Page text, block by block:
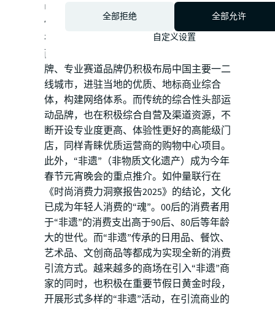
中，时尚零售、轻奢珠宝及餐饮服务等品类
仍面临需求收缩压力。
在时尚业态中，运动类品牌相对于其他业态
而言，更加稳健。中产青睐的垂类运动品
牌、专业赛道品牌仍积极布局中国主要一二
线城市，进驻当地的优质、地标商业综合
体，构建网络体系。而传统的综合性头部运
动品牌，也在积极综合自营及渠道资源，不
断开设专业度更高、体验性更好的高能级门
店，同样青睐优质运营商的购物中心项目。
此外，“非遗”（非物质文化遗产）成为今年
春节元宵晚会的重点推介。如仲量联行在
《时尚消费力洞察报告2025》的结论，文化
已成为年轻人消费的“魂”。00后的消费者用
于“非遗”的消费支出高于90后、80后等年龄
大的世代。而“非遗”传承的日用品、餐饮、
艺术品、文创商品等都成为实现全新的消费
引流方式。越来越多的商场在引入“非遗”商
家的同时，也积极在重要节假日黄金时段，
开展形式多样的“非遗”活动，在引流商业的
全部拒绝
全部允许
自定义设置